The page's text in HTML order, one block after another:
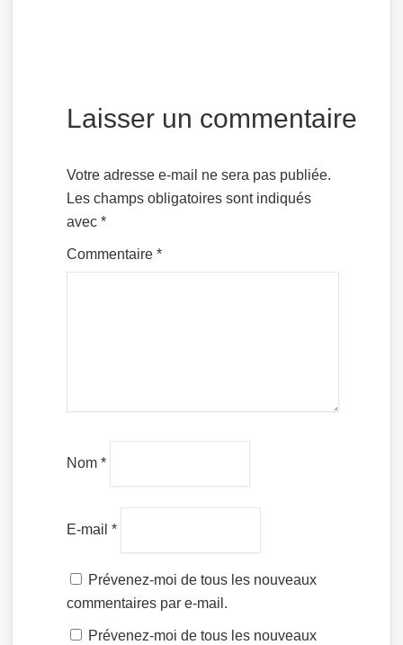
Laisser un commentaire
Votre adresse e-mail ne sera pas publiée.
Les champs obligatoires sont indiqués
avec*
Commentaire*
Nom*
E-mail*
Prévenez-moi de tous les nouveaux
commentaires par e-mail.
Prévenez-moi de tous les nouveaux